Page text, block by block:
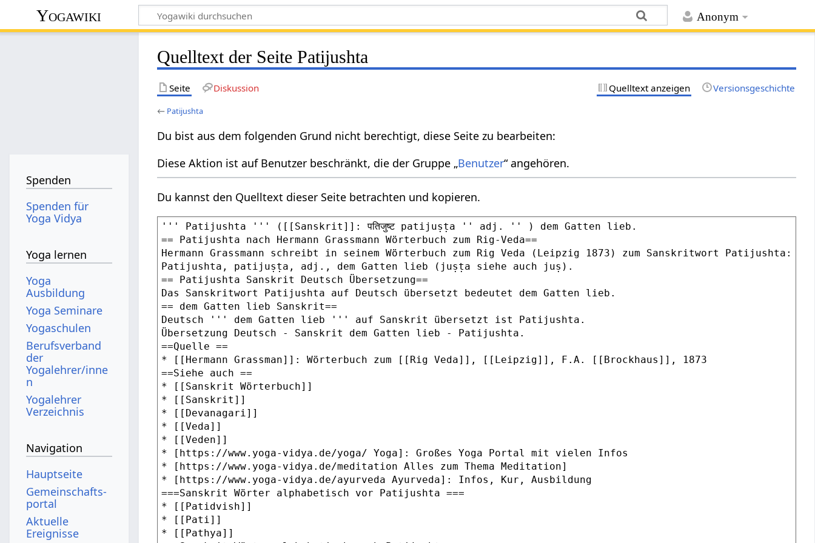
Anonym
Yogawiki
Quelltext der Seite Patijushta
Seite Diskussion Quelltext anzeigen Versionsgeschichte
← Patijushta
Du bist aus dem folgenden Grund nicht berechtigt, diese Seite zu bearbeiten:
Diese Aktion ist auf Benutzer beschränkt, die der Gruppe „Benutzer“ angehören.
Du kannst den Quelltext dieser Seite betrachten und kopieren.
Spenden
Spenden für
Yoga Vidya
Yoga lernen
Yoga
Ausbildung
Yoga Seminare
Yogaschulen
Berufsverband
der
Yogalehrer/inne
n
Yogalehrer
Verzeichnis
Navigation
Hauptseite
Gemeinschafts­
portal
Aktuelle
Ereignisse